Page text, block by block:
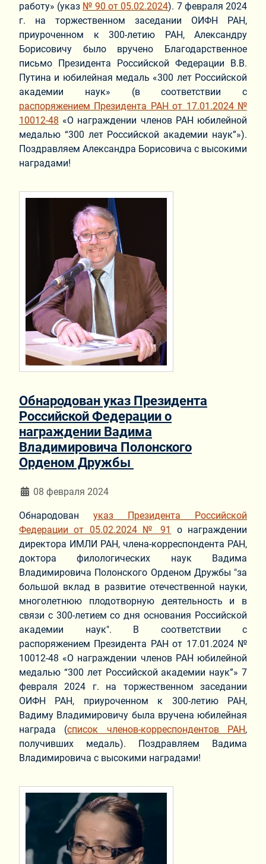
работу» (указ № 90 от 05.02.2024). 7 февраля 2024
г. на торжественном заседании ОИФН РАН,
приуроченном к 300-летию РАН, Александру
Борисовичу было вручено Благодарственное
письмо Президента Российской Федерации В.В.
Путина и юбилейная медаль «300 лет Российской
академии наук» (в соответствии с
распоряжением Президента РАН от 17.01.2024 №
10012-48 «О награждении членов РАН юбилейной
медалью “300 лет Российской академии наук”»).
Поздравляем Александра Борисовича с высокими
наградами!
Обнародован указ Президента
Российской Федерации о
награждении Вадима
Владимировича Полонского
Орденом Дружбы
Информация о материале
08 февраля 2024
Обнародован указ Президента Российской
Федерации от 05.02.2024 № 91
о награждении
директора ИМЛИ РАН, члена-корреспондента РАН,
доктора филологических наук Вадима
Владимировича Полонского Орденом Дружбы "за
большой вклад в развитие отечественной науки,
многолетнюю плодотворную деятельность и в
связи с 300-летием со дня основания Российской
академии наук". В соответствии с
распоряжением Президента РАН от 17.01.2024 №
10012-48 «О награждении членов РАН юбилейной
медалью “300 лет Российской академии наук”» 7
февраля 2024 г. на торжественном заседании
ОИФН РАН, приуроченном к 300-летию РАН,
Вадиму Владимировичу была вручена юбилейная
награда (список членов-корреспондентов РАН,
получивших медаль). Поздравляем Вадима
Владимировича c высокими наградами!